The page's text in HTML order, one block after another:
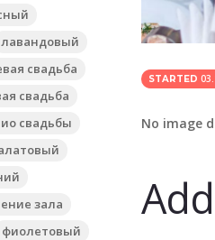
STARTED
No image
лавандовый
свадьба
свадьба
свадьбы
зала
фиолетовый